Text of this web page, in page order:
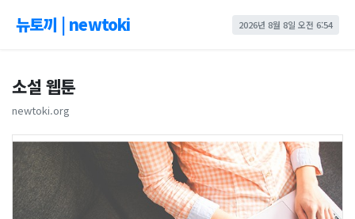
뉴토끼 | newtoki 2026년 8월 8일 오전 6:54
소설 웹툰
newtoki.org